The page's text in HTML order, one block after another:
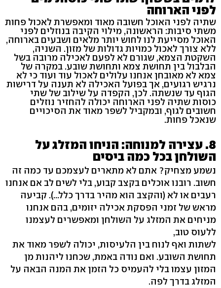
לפני הארוחה
שתיה לפני האוכל חשובה מאוד ומאפשרת לאכול פחות
משתי סיבות: הראשונה, מילוי הקיבה בנוזלים לפני
האוכל מסייעת לנו לחוש יותר מלאים ושבעים בארוחה,
ללא צורך לאכול כמויות גדולות של מזון. השניה,
השקטת הצמא, שגורם לא לפעם לאכילה מרובה בשל
הבלבול בין תחושת צמא ותחושת שובע. במקרה של
צמא לא מאובחן אנחנו עלולים לאכול עוד ועוד כי לא
נרגיש רגועים, אך בפועל האכילה לא תענה על דרישות
הגוף עד שנשתה. לכן, הקפדה על שילוב של שתי
כוסות שתיה לפני הארוחה יכולה להחזיר נוזלים
חשובים לגוף, ובמקביל לשפר מאוד את הסיכויים
שנאכל פחות.
8. עצירה למנוחה: הניחו המזלג על
השולחן בכל כמה ביסים
נשמע מצחיק? אתם לא מתארים לעצמכם עד כמה זה
חשוב. רובנו אוכלים בקצב קבוע, בלי לשים לב אם אנחנו
רעבים או לא (והקצב הוא מהיר בדרך כלל...). קביעה
מראש של זמני הפסקת אכילה יזומים, בהם אנחנו
מניחים את המזלג על השולחן ומאפשרים לעצמנו
ללעוס טוב,
לשתות ואף לנוח בין הלעיסות, יכולה לשפר מאוד את
תחושת השובע. ואם נודה באמת, שכחנו ליהנות מן
המזון עצמו בלי להעמיס כל הזמן את המנה הבאה על
המזלג בדרך לפה.